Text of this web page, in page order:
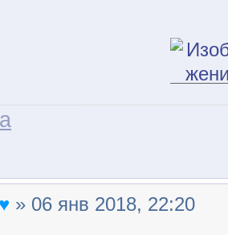
» 06 янв 2018, 22:20